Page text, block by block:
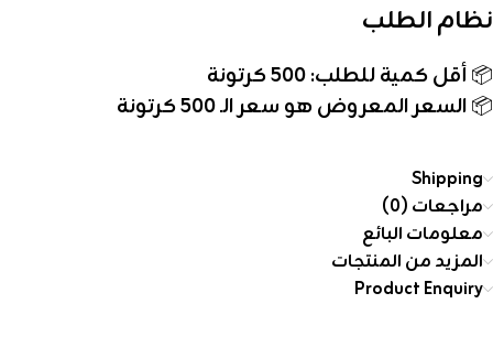
نظام الطلب
📦أقل كمية للطلب: 500 كرتونة
📦السعر المعروض هو سعر الـ 500 كرتونة
Shipping
مراجعات (0)
معلومات البائع
المزيد من المنتجات
Product Enquiry